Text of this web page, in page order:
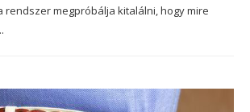
rendszer megpróbálja kitalálni, hogy mire